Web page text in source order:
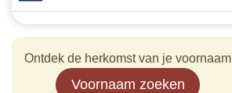
Ontdek de herkomst van je voornaam
Voornaam zoeken